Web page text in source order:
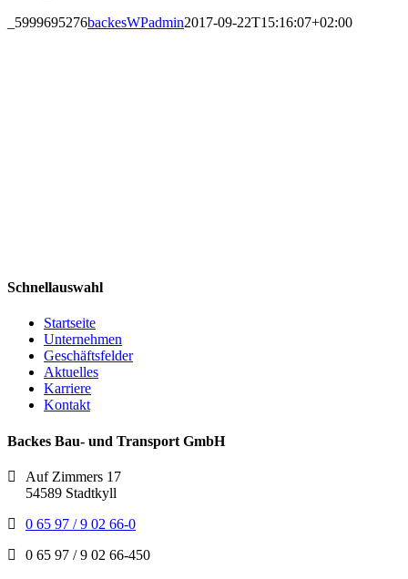
_5999695276backesWPadmin2017-09-22T15:16:07+02:00
Schnellauswahl
Startseite
Unternehmen
Geschäftsfelder
Aktuelles
Karriere
Kontakt
Backes Bau- und Transport GmbH
Auf Zimmers 17
54589 Stadtkyll
0 65 97 / 9 02 66-0
0 65 97 / 9 02 66-450